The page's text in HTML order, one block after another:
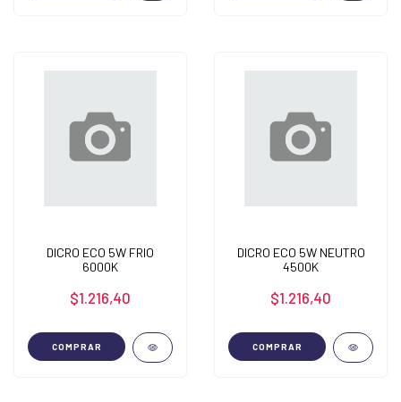
DICRO ECO 5W FRIO
6000K
$1.216,40
COMPRAR
DICRO ECO 5W NEUTRO
4500K
$1.216,40
COMPRAR